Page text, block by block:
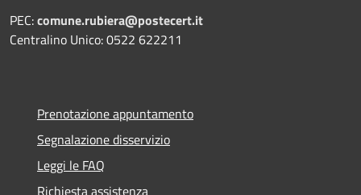
PEC:comune.rubiera@postecert.it
Centralino Unico: 0522 622211
Prenotazione appuntamento
Segnalazione disservizio
Leggi le FAQ
Richiesta assistenza